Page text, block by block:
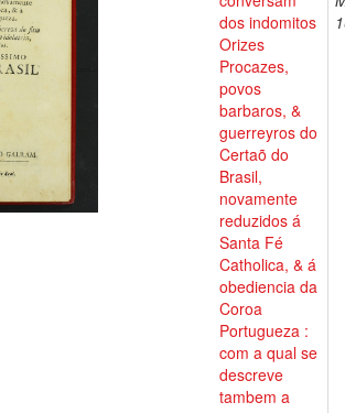
dos indomitos
Orizes
Procazes,
povos
barbaros, &
guerreyros do
Certaõ do
Brasil,
novamente
reduzidos á
Santa Fé
Catholica, & á
obediencia da
Coroa
Portugueza :
com a qual se
descreve
tambem a